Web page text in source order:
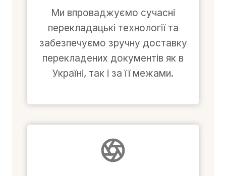
Ми впроваджуємо сучасні
перекладацькі технології та
забезпечуємо зручну доставку
перекладених документів як в
Україні, так і за її межами.